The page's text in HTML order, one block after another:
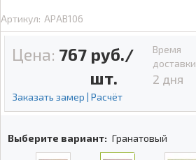
Артикул: APAB106
Цена: 767 руб./
шт.
Заказать замер | Расчёт
Время
доставки
2 дня
Выберите вариант: Гранатовый